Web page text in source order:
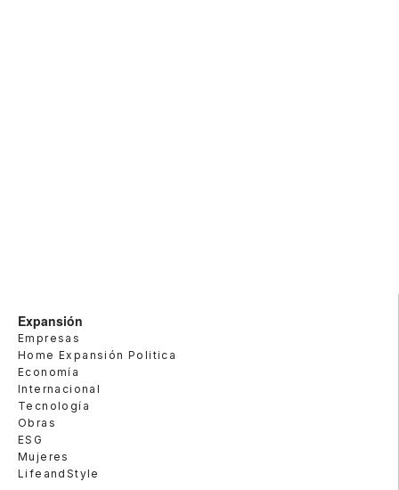
Expansión
Empresas
Home Expansión Politica
Economía
Internacional
Tecnología
Obras
ESG
Mujeres
LifeandStyle